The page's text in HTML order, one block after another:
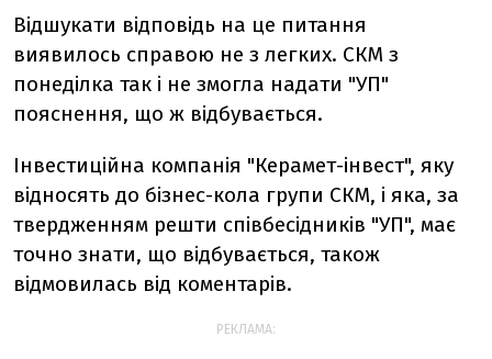
Відшукати відповідь на це питання
виявилось справою не з легких. СКМ з
понеділка так і не змогла надати "УП"
пояснення, що ж відбувається.
Інвестиційна компанія "Керамет-інвест", яку
відносять до бізнес-кола групи СКМ, і яка, за
твердженням решти співбесідників "УП", має
точно знати, що відбувається, також
відмовилась від коментарів.
РЕКЛАМА: